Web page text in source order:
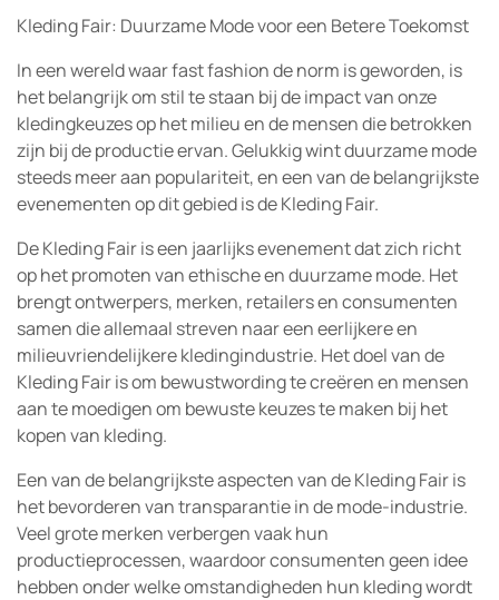
oktober
2023
Kleding Fair: Duurzame Mode voor een Betere Toekomst
In een wereld waar fast fashion de norm is geworden, is
het belangrijk om stil te staan bij de impact van onze
kledingkeuzes op het milieu en de mensen die betrokken
zijn bij de productie ervan. Gelukkig wint duurzame mode
steeds meer aan populariteit, en een van de belangrijkste
evenementen op dit gebied is de Kleding Fair.
De Kleding Fair is een jaarlijks evenement dat zich richt
op het promoten van ethische en duurzame mode. Het
brengt ontwerpers, merken, retailers en consumenten
samen die allemaal streven naar een eerlijkere en
milieuvriendelijkere kledingindustrie. Het doel van de
Kleding Fair is om bewustwording te creëren en mensen
aan te moedigen om bewuste keuzes te maken bij het
kopen van kleding.
Een van de belangrijkste aspecten van de Kleding Fair is
het bevorderen van transparantie in de mode-industrie.
Veel grote merken verbergen vaak hun
productieprocessen, waardoor consumenten geen idee
hebben onder welke omstandigheden hun kleding wordt